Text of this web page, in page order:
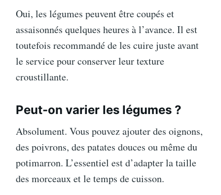
Oui, les légumes peuvent être coupés et
assaisonnés quelques heures à l’avance. Il est
toutefois recommandé de les cuire juste avant
le service pour conserver leur texture
croustillante.
Peut-on varier les légumes ?
Absolument. Vous pouvez ajouter des oignons,
des poivrons, des patates douces ou même du
potimarron. L’essentiel est d’adapter la taille
des morceaux et le temps de cuisson.